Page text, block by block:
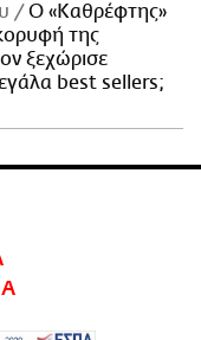
Ο «Καθρέφτης»
της
ξεχώρισε
best sellers;